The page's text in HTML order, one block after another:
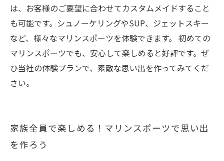
は、お客様のご要望に合わせてカスタムメイドすること
も可能です。シュノーケリングやSUP、ジェットスキー
など、様々なマリンスポーツを体験できます。 初めての
マリンスポーツでも、安心して楽しめると好評です。ぜ
ひ当社の体験プランで、素敵な思い出を作ってみてくだ
さい。
家族全員で楽しめる！マリンスポーツで思い出
を作ろう